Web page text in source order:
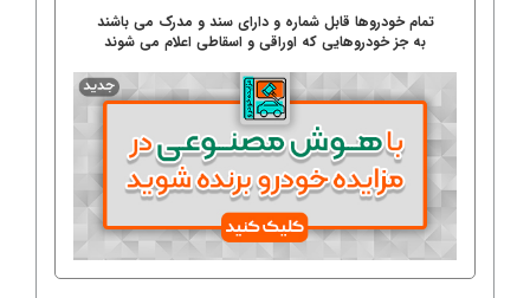
تمام خودروها قابل شماره و دارای سند و مدرک می باشند
به جز خودروهایی که اوراقی و اسقاطی اعلام می شوند